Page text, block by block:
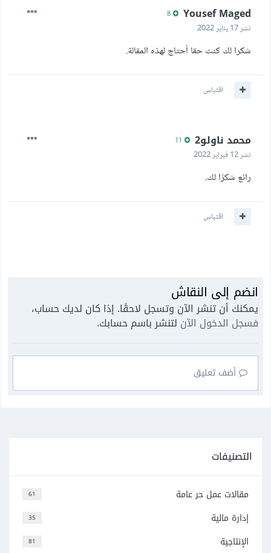
Yousef Maged
نشر17 يناير 2022
شكرا لك كنت حقا أحتاج لهذه المقالة.
اقتباس
محمد ناولو2
نشر12 فبراير 2022
رائع شكرًا لك.
اقتباس
انضم إلى النقاش
يمكنك أن تنشر الآن وتسجل لاحقًا. إذا كان لديك حساب،
فسجل الدخول الآن لتنشر باسم حسابك.
أضف تعليق
التصنيفات
61 مقالات عمل حر عامة
35 إدارة مالية
81 الإنتاجية